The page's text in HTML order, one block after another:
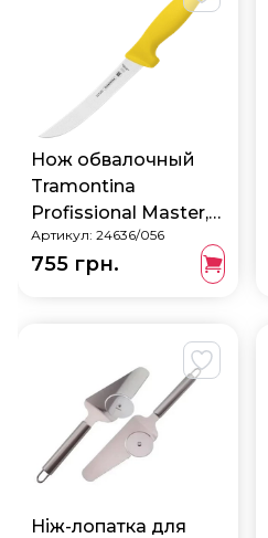
Нож обвалочный
Tramontina
Profissional Master,
158 мм 24636/056
Артикул: 24636/056
755 грн.
Ніж-лопатка для